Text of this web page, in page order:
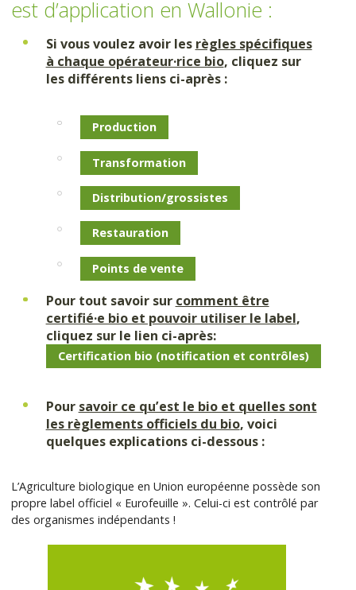
est d’application en Wallonie :
Si vous voulez avoir les règles spécifiques
à chaque opérateur·rice bio, cliquez sur
les différents liens ci-après :
Production
Transformation
Distribution/grossistes
Restauration
Points de vente
Pour tout savoir sur comment être
certifié·e bio et pouvoir utiliser le label,
cliquez sur le lien ci-après:
Certification bio (notification et contrôles)
Pour savoir ce qu’est le bio et quelles sont
les règlements officiels du bio, voici
quelques explications ci-dessous :
L’Agriculture biologique en Union européenne possède son
propre label officiel « Eurofeuille ». Celui-ci est contrôlé par
des organismes indépendants !